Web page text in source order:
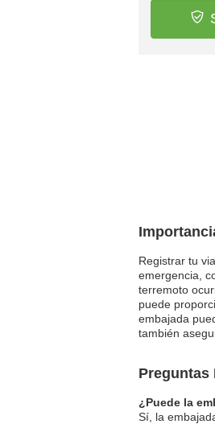
Registrar tu
emergencia,
terremoto
puede
embajada
también
Preguntas
¿Puede la
Sí, la